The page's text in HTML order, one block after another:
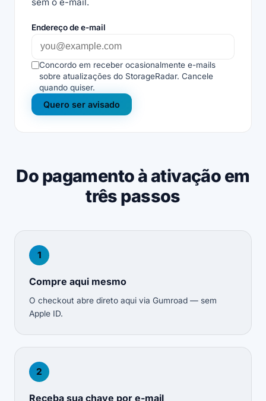
Endereço de e-mail
Concordo em receber ocasionalmente e-mails
sobre atualizações do StorageRadar. Cancele
quando quiser.
Quero ser avisado
Do pagamento à ativação em
três passos
1
Compre aqui mesmo
O checkout abre direto aqui via Gumroad — sem
Apple ID.
2
Receba sua chave por e-mail